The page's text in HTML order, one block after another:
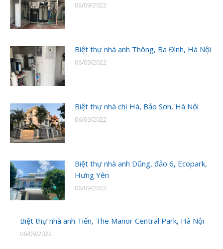
06/09/2022
Biệt thự nhà anh Thông, Ba Đình, Hà Nội
06/09/2022
Biệt thự nhà chị Hà, Bảo Sơn, Hà Nội
06/09/2022
Biệt thự nhà anh Dũng, đảo 6, Ecopark,
Hưng Yên
06/09/2022
Biệt thự nhà anh Tiến, The Manor Central Park, Hà Nội
06/09/2022